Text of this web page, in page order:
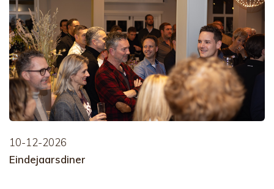
10-12-2026
Eindejaarsdiner